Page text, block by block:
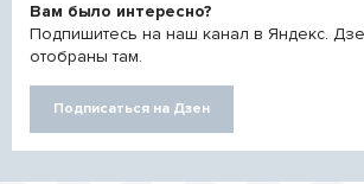
Вам было интересно?
Подпишитесь на наш канал в Яндекс.
отобраны там.
Подписаться на Дзен